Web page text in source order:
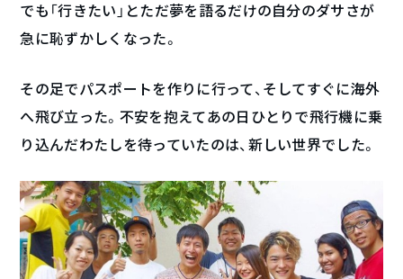
でも「行きたい」とただ夢を語るだけの自分のダサさが
急に恥ずかしくなった。
その足でパスポートを作りに行って、そしてすぐに海外
へ飛び立った。不安を抱えてあの日ひとりで飛行機に乗
り込んだわたしを待っていたのは、新しい世界でした。